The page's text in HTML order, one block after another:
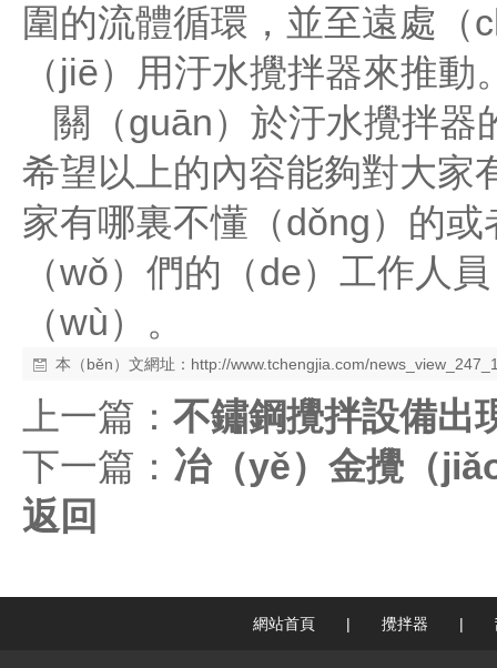
圍的流體循環，並至遠處（
（jiē）用汙水攪拌器來推動
關（guān）於汙水攪拌器
希望以上的內容能夠對大家
家有哪裏不懂（dǒng）的
（wǒ）們的（de）工作人
（wù）。
本（běn）文網址： http://www.tchengjia.com/
上一篇： 不鏽鋼攪拌設備出
下一篇： 冶（yě）金攪（
返回
網站首頁 | 攪拌器 |